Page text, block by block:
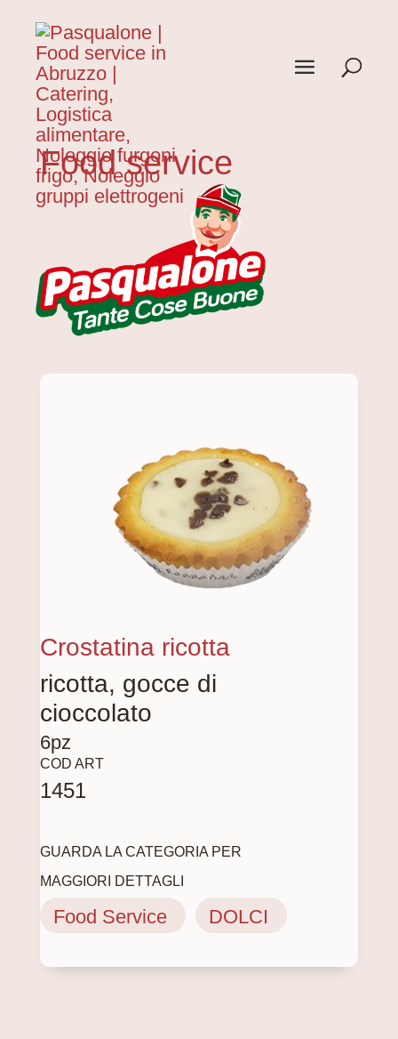
Food service
Crostatina ricotta
ricotta, gocce di
cioccolato
6pz
COD ART
1451
GUARDA LA CATEGORIA PER
MAGGIORI DETTAGLI
Food Service DOLCI